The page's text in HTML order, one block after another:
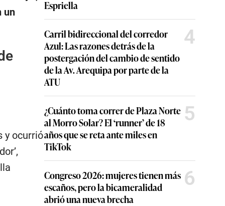
un
y ocurrió
Espriella
Carril bidireccional del corredor
Azul: Las razones detrás de la
postergación del cambio de sentido
de la Av. Arequipa por parte de la
ATU
4
¿Cuánto toma correr de Plaza Norte
al Morro Solar? El ‘runner’ de 18
años que se reta ante miles en
TikTok
5
Congreso 2026: mujeres tienen más
escaños, pero la bicameralidad
abrió una nueva brecha
6